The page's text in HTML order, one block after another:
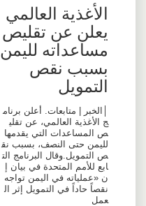
الأغذية العالمي
يعلن عن تقليص
مساعداته لليمن
بسبب نقص
التمويل
│الخبر | متابعات. أعلن برنام
ج الأغذية العالمي، عن تقلي
ص المساعدات التي يقدمها
لليمن حتى النصف، بسبب نق
ص التمويل.وقال البرنامج الت
ابع للأمم المتحدة في بيان إ
ن «عملياته في اليمن تواجه
نقصاً حاداً في التمويل إثر ال
عمل